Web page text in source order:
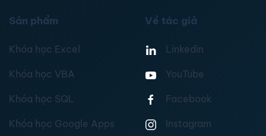
Sản phẩm
Khóa học Excel
Khóa học VBA
Khóa học SQL
Khóa học Google Apps
Về tác giả
Linkedin
YouTube
Facebook
Instagram